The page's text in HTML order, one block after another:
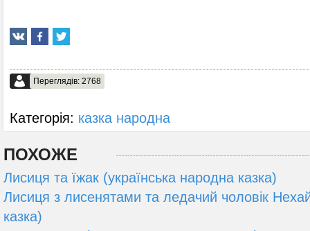
Переглядів: 2768
Категорія: казка народна
ПОХОЖЕ
Лисиця та їжак (українська народна казка)
Лисиця з лисенятами та ледачий чоловік
казка)